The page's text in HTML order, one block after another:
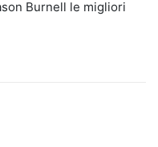
Burnell le migliori